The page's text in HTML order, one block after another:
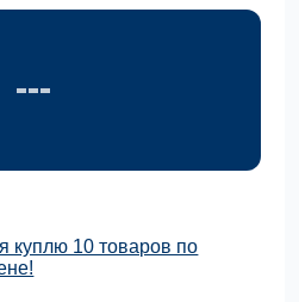
куплю 10 товаров по